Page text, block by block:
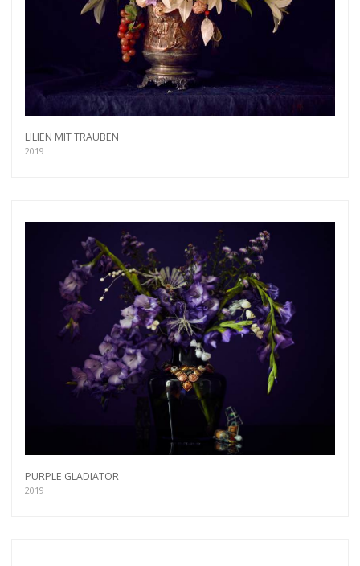
LILIEN MIT TRAUBEN
2019
PURPLE GLADIATOR
2019